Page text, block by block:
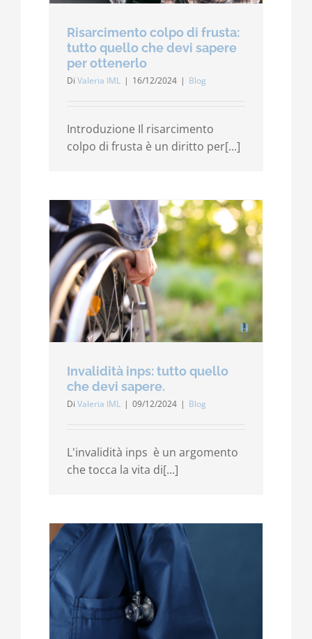
Risarcimento colpo di frusta:
tutto quello che devi sapere
per ottenerlo
Di Valeria IML | 16/12/2024 | Blog
Introduzione Il risarcimento
colpo di frusta è un diritto per[...]
Invalidità inps: tutto quello
che devi sapere.
Di Valeria IML | 09/12/2024 | Blog
L'invalidità inps è un argomento
che tocca la vita di[...]